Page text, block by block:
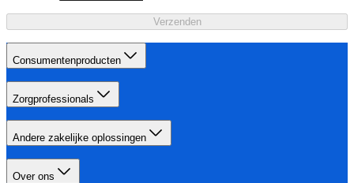
Verzenden
Consumentenproducten
Zorgprofessionals
Andere zakelijke oplossingen
Over ons